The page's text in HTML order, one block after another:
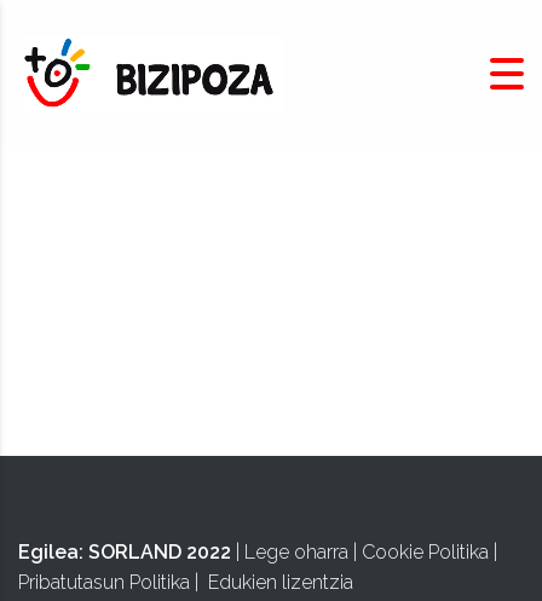
Egilea: SORLAND 2022 Lege oharra Cookie Politika
Pribatutasun Politika
Edukien lizentzia